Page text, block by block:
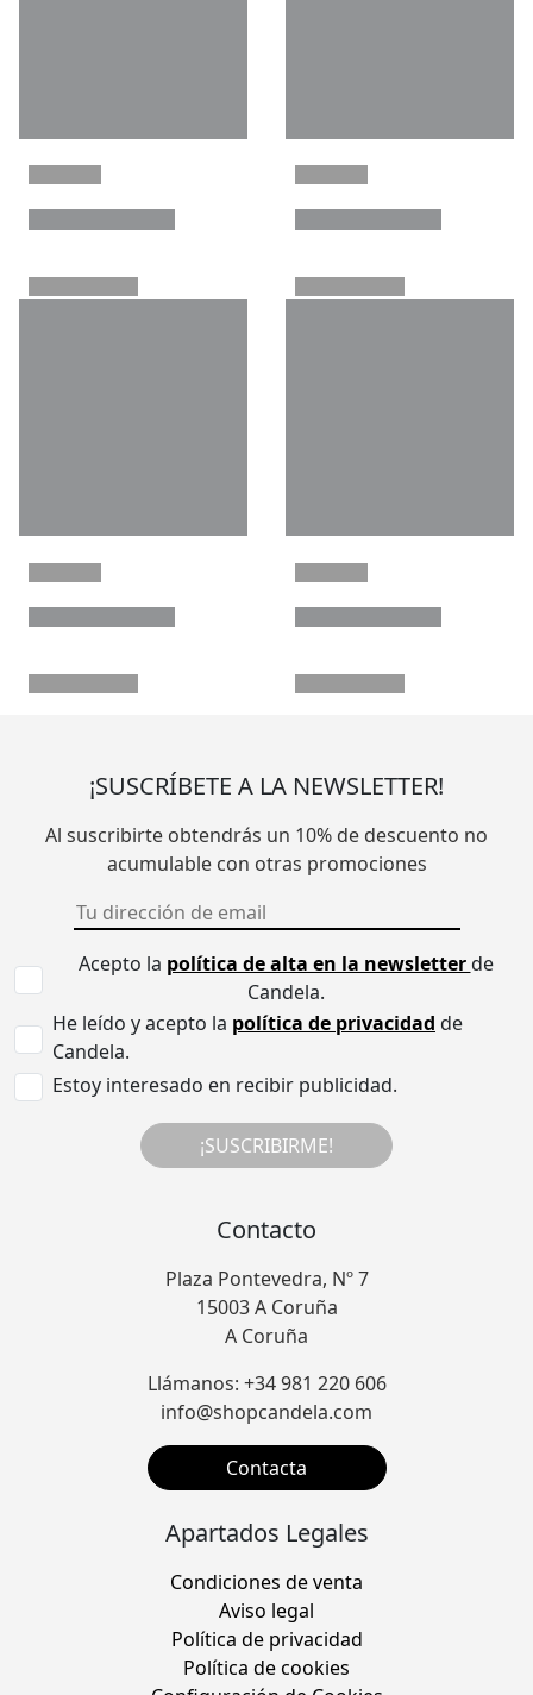
¡SUSCRÍBETE A LA NEWSLETTER!
Al suscribirte obtendrás un 10% de descuento no
acumulable con otras promociones
Acepto la política de alta en la newsletterde
Candela.
He leído y acepto la política de privacidad de
Candela.
Estoy interesado en recibir publicidad.
¡SUSCRIBIRME!
Contacto
Plaza Pontevedra, Nº 7
15003 A Coruña
A Coruña
Llámanos: +34 981 220 606
info@shopcandela.com
Contacta
Apartados Legales
Condiciones de venta
Aviso legal
Política de privacidad
Política de cookies